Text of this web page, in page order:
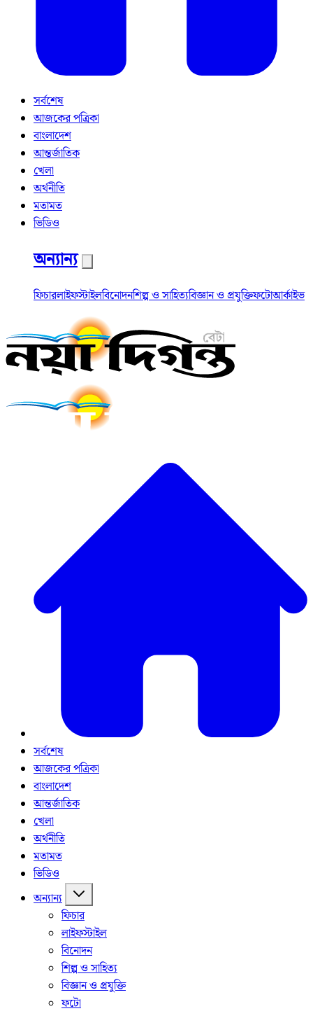
সর্বশেষ
আজকের পত্রিকা
বাংলাদেশ
আন্তর্জাতিক
খেলা
অর্থনীতি
মতামত
ভিডিও
অন্যান্য
ফিচারলাইফস্টাইলবিনোদনশিল্প ও সাহিত্যবিজ্ঞান ও প্রযুক্তিফটোআর্কাইভ
সর্বশেষ
আজকের পত্রিকা
বাংলাদেশ
আন্তর্জাতিক
খেলা
অর্থনীতি
মতামত
ভিডিও
অন্যান্য
ফিচার
লাইফস্টাইল
বিনোদন
শিল্প ও সাহিত্য
বিজ্ঞান ও প্রযুক্তি
ফটো